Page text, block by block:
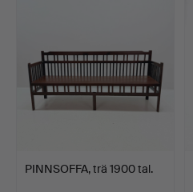
PINNSOFFA, trä 1900 tal.